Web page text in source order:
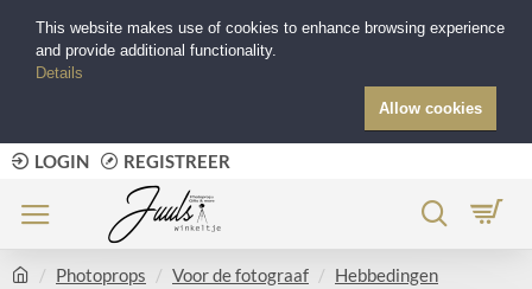
LOGIN REGISTREER
Photoprops Voor de fotograaf
Hebbedingen
This website makes use of cookies to enhance browsing experience
and provide additional functionality.
Details
Allow cookies